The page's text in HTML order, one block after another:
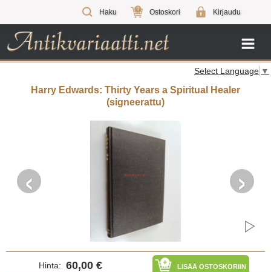
Haku 0 Ostoskori Kirjaudu
Select Language ▼
Harry Edwards: Thirty Years a Spiritual Healer
(signeerattu)
‹ ›
Hinta: 60,00 € LISÄÄ OSTOSKORIIN